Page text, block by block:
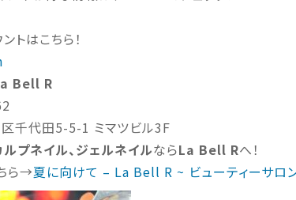
トはこちら！
Bell R
千代田5-5-1 ミマツビル3F
プネイル、ジェルネイルならLa Bell Rへ！
ら→夏に向けて – La Bell R ~ ビューティーサロ